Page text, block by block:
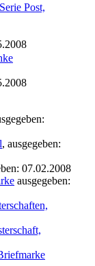
Post,
, ausgegeben:
07.02.2008
ausgegeben: